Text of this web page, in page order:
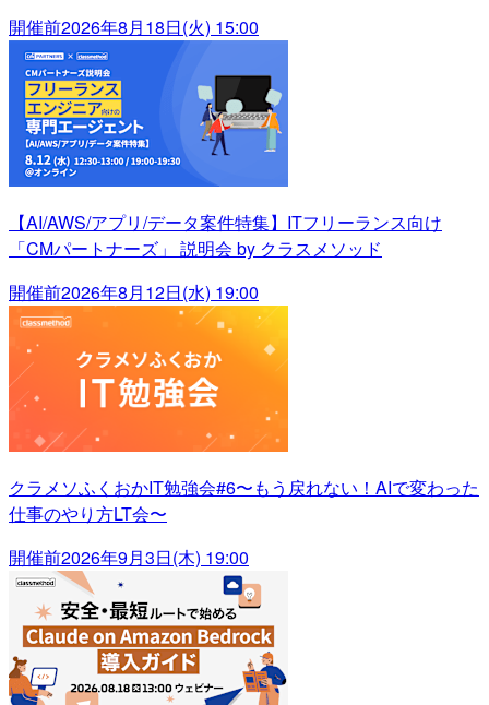
開催前2026年8月18日(火) 15:00
【AI/AWS/アプリ/データ案件特集】ITフリーランス向け
「CMパートナーズ」 説明会 by クラスメソッド
開催前2026年8月12日(水) 19:00
クラメソふくおかIT勉強会#6〜もう戻れない！AIで変わった
仕事のやり方LT会〜
開催前2026年9月3日(木) 19:00